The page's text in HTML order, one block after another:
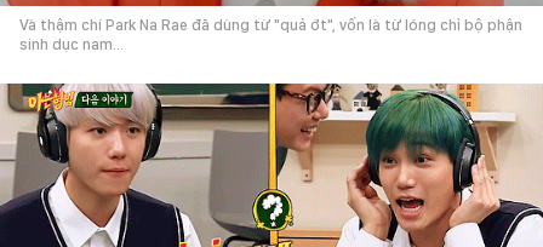
Và thậm chí Park Na Rae đã dùng từ "quả ớt", vốn là từ lóng chỉ bộ phận
sinh dục nam...